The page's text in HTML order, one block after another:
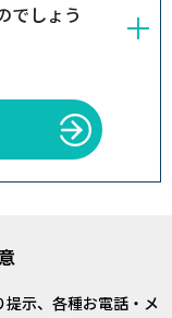
でしょう
示、各種お電話・メ